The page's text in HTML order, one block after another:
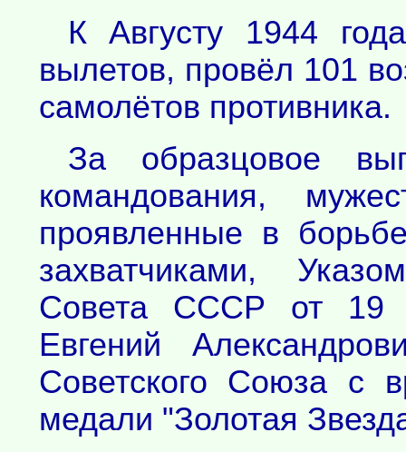
К Августу 1944
вылетов, провёл 101
самолётов противника.
За образцовое
командования,
проявленные в
захватчиками,
Совета СССР от 19
Евгений
Советского Союза с
медали "Золотая